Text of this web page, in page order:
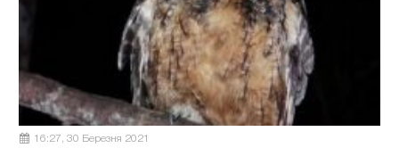
16:27, 30 Березня 2021